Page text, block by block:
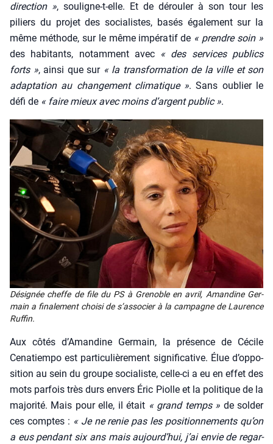
direc­tion », sou­ligne-t-elle. Et de dérou­ler à son tour les
piliers du pro­jet des socia­listes, basés éga­le­ment sur la
même méthode, sur le même impé­ra­tif de « prendre soin »
des habi­tants, notam­ment avec « des ser­vices publics
forts », ain­si que sur « la trans­for­ma­tion de la ville et son
adap­ta­tion au chan­ge­ment cli­ma­tique ». Sans oublier le
défi de « faire mieux avec moins d’argent public ».
Dési­gnée cheffe de file du PS à Gre­noble en avril, Aman­dine Ger­
main a fina­le­ment choi­si de s’as­so­cier à la cam­pagne de Lau­rence
Ruf­fin.
Aux côtés d’A­man­dine Ger­main, la pré­sence de Cécile
Cena­tiem­po est par­ti­cu­liè­re­ment signi­fi­ca­tive. Élue d’op­po­
si­tion au sein du groupe socia­liste, celle-ci a eu en effet des
mots par­fois très durs envers Éric Piolle et la poli­tique de la
majo­ri­té. Mais pour elle, il était « grand temps » de sol­der
ces comptes : « Je ne renie pas les posi­tion­ne­ments qu’on
a eus pen­dant six ans mais aujourd’­hui, j’ai envie de regar­